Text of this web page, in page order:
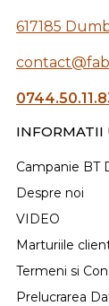
617185
INFORMATII
Campanie BT
Despre noi
VIDEO
Marturiile
Termeni si
Prelucrarea